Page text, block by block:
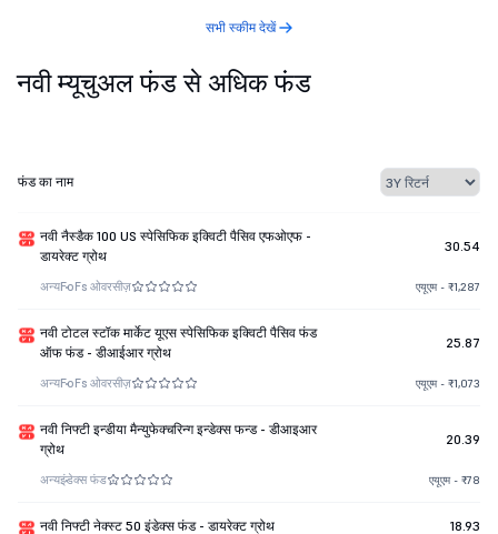
सभी स्कीम देखें
नवी म्यूचुअल फंड से अधिक फंड
फंड का नाम
नवी नैस्डैक 100 US स्पेसिफिक इक्विटी पैसिव एफओएफ -
डायरेक्ट ग्रोथ
30.54
अन्यFoFs ओवरसीज़ एयूएम - ₹1,287
नवी टोटल स्टॉक मार्केट यूएस स्पेसिफिक इक्विटी पैसिव फंड
ऑफ फंड - डीआईआर ग्रोथ
25.87
अन्यFoFs ओवरसीज़ एयूएम - ₹1,073
नवी निफ्टी इन्डीया मैन्युफेक्चरिन्ग इन्डेक्स फन्ड - डीआइआर
ग्रोथ
20.39
अन्यइंडेक्स फंड एयूएम - ₹78
नवी निफ्टी नेक्स्ट 50 इंडेक्स फंड - डायरेक्ट ग्रोथ 18.93